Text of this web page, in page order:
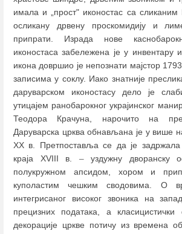
имала и „прост" иконостас са сликаним
осликану дрвену проскомидију и
припрати. Израда нове
иконостаса забележена је у инвентару
икона довршио је непознати мајстор
записима у соклу. Иако знатније
даруварском иконостасу дело је
утицајем ранобарокног украјинског
Теодора Крачуна, нарочито на
Даруварска црква обнављана је у више
XX в. Претпоставља се да је
краја XVIII в. –уздужну дворанску
полукружном апсидом, хором и
куполастим чешким сводовима. О
интегрисаног високог звоника на
прецизних података, а
декорације цркве потичу из времена